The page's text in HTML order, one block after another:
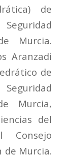
de
Murcia.
Aranzadi
de
Murcia,
del
Consejo
de Murcia.